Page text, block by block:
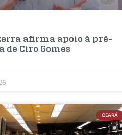
afirma apoio à pré-
Ciro Gomes
CEARÁ